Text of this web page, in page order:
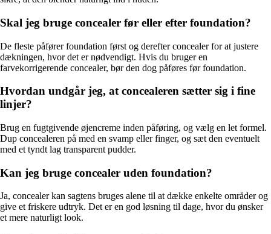
Skal jeg bruge concealer før eller efter foundation?
De fleste påfører foundation først og derefter concealer for at justere
dækningen, hvor det er nødvendigt. Hvis du bruger en
farvekorrigerende concealer, bør den dog påføres før foundation.
Hvordan undgår jeg, at concealeren sætter sig i fine
linjer?
Brug en fugtgivende øjencreme inden påføring, og vælg en let formel.
Dup concealeren på med en svamp eller finger, og sæt den eventuelt
med et tyndt lag transparent pudder.
Kan jeg bruge concealer uden foundation?
Ja, concealer kan sagtens bruges alene til at dække enkelte områder og
give et friskere udtryk. Det er en god løsning til dage, hvor du ønsker
et mere naturligt look.